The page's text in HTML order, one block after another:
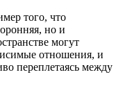
того, что
но и
могут
отношения, и
переплетаясь между